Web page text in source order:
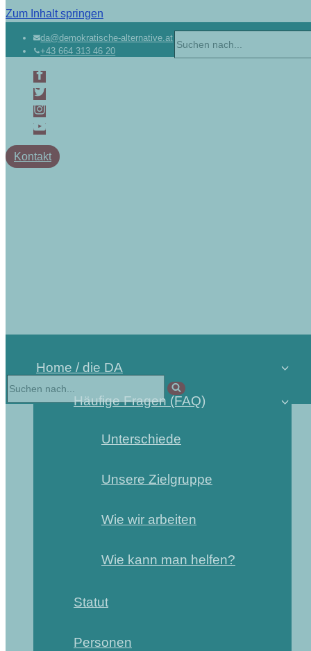
Zum Inhalt springen
da@demokratische-alternative.at
+43 664 313 46 20
Kontakt
Home / die DA
Häufige Fragen (FAQ)
Unterschiede
Unsere Zielgruppe
Wie wir arbeiten
Wie kann man helfen?
Statut
Personen